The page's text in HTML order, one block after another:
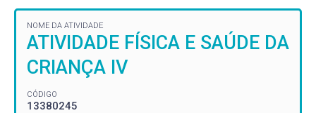
NOME DA ATIVIDADE
ATIVIDADE FÍSICA E SAÚDE DA
CRIANÇA IV
CÓDIGO
13380245